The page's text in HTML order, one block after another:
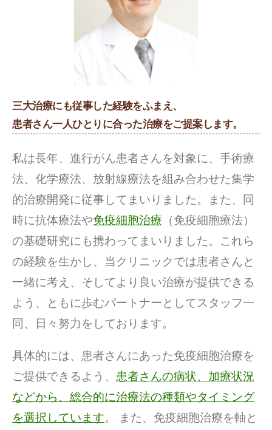
三大治療にも従事した経験をふまえ、
患者さん一人ひとりに合った治療をご提案します。
私は長年、進行がん患者さんを対象に、手術療
法、化学療法、放射線療法を組み合わせた集学
的治療開発に従事してまいりました。また、同
時に抗体療法や免疫細胞治療 （免疫細胞療法）
の基礎研究にも携わってまいりました。これら
の経験を生かし、当クリニックでは患者さんと
一緒に考え、そしてより良い治療が提供できる
よう、ともに歩むパートナーとしてスタッフ一
同、日々努力をしております。
具体的には、患者さんにあった免疫細胞治療を
ご提供できるよう、 患者さんの病状、加療状況
などから、総合的に治療法の種類やタイミング
を選択しています。 また、免疫細胞治療を軸と